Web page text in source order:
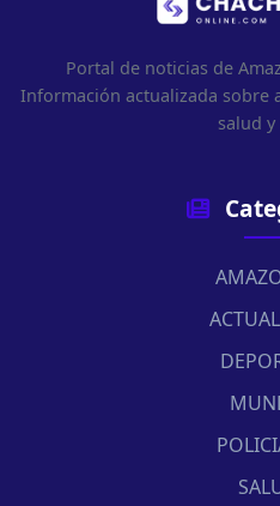
Portal de noticias de
Información actualizada sobre
salud y